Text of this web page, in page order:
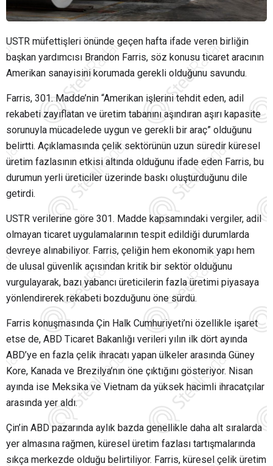
USTR müfettişleri önünde geçen hafta ifade veren birliğin
başkan yardımcısı Brandon Farris, söz konusu ticaret aracının
Amerikan sanayisini korumada gerekli olduğunu savundu.
Farris, 301. Madde’nin “Amerikan işlerini tehdit eden, adil
rekabeti zayıflatan ve üretim tabanını aşındıran aşırı kapasite
sorunuyla mücadelede uygun ve gerekli bir araç” olduğunu
belirtti. Açıklamasında çelik sektörünün uzun süredir küresel
üretim fazlasının etkisi altında olduğunu ifade eden Farris, bu
durumun yerli üreticiler üzerinde baskı oluşturduğunu dile
getirdi.
USTR verilerine göre 301. Madde kapsamındaki vergiler, adil
olmayan ticaret uygulamalarının tespit edildiği durumlarda
devreye alınabiliyor. Farris, çeliğin hem ekonomik yapı hem
de ulusal güvenlik açısından kritik bir sektör olduğunu
vurgulayarak, bazı yabancı üreticilerin fazla üretimi piyasaya
yönlendirerek rekabeti bozduğunu öne sürdü.
Farris konuşmasında Çin Halk Cumhuriyeti’ni özellikle işaret
etse de, ABD Ticaret Bakanlığı verileri yılın ilk dört ayında
ABD’ye en fazla çelik ihracatı yapan ülkeler arasında Güney
Kore, Kanada ve Brezilya’nın öne çıktığını gösteriyor. Nisan
ayında ise Meksika ve Vietnam da yüksek hacimli ihracatçılar
arasında yer aldı.
Çin’in ABD pazarında aylık bazda genellikle daha alt sıralarda
yer almasına rağmen, küresel üretim fazlası tartışmalarında
sıkça merkezde olduğu belirtiliyor. Farris, küresel çelik üretim